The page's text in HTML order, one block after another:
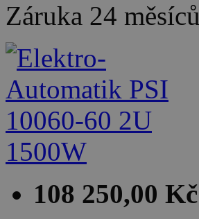
Záruka 24 měsíců
108 250,00 Kč